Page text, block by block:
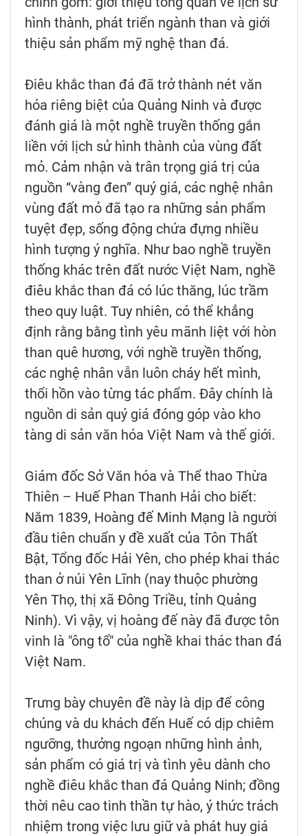
hình thành, phát triển ngành than và giới
thiệu sản phẩm mỹ nghệ than đá.
Điêu khắc than đá đã trở thành nét văn
hóa riêng biệt của Quảng Ninh và được
đánh giá là một nghề truyền thống gắn
liền với lịch sử hình thành của vùng đất
mỏ. Cảm nhận và trân trọng giá trị của
nguồn “vàng đen” quý giá, các nghệ nhân
vùng đất mỏ đã tạo ra những sản phẩm
tuyệt đẹp, sống động chứa đựng nhiều
hình tượng ý nghĩa. Như bao nghề truyền
thống khác trên đất nước Việt Nam, nghề
điêu khắc than đá có lúc thăng, lúc trầm
theo quy luật. Tuy nhiên, có thể khẳng
định rằng bằng tình yêu mãnh liệt với hòn
than quê hương, với nghề truyền thống,
các nghệ nhân vẫn luôn cháy hết mình,
thổi hồn vào từng tác phẩm. Đây chính là
nguồn di sản quý giá đóng góp vào kho
tàng di sản văn hóa Việt Nam và thế giới.
Giám đốc Sở Văn hóa và Thể thao Thừa
Thiên – Huế Phan Thanh Hải cho biết:
Năm 1839, Hoàng đế Minh Mạng là người
đầu tiên chuẩn y đề xuất của Tôn Thất
Bật, Tổng đốc Hải Yên, cho phép khai thác
than ở núi Yên Lĩnh (nay thuộc phường
Yên Thọ, thị xã Đông Triều, tỉnh Quảng
Ninh). Vì vậy, vị hoàng đế này đã được tôn
vinh là "ông tổ" của nghề khai thác than đá
Việt Nam.
Trưng bày chuyên đề này là dịp để công
chúng và du khách đến Huế có dịp chiêm
ngưỡng, thưởng ngoạn những hình ảnh,
sản phẩm có giá trị và tình yêu dành cho
nghề điêu khắc than đá Quảng Ninh; đồng
thời nêu cao tinh thần tự hào, ý thức trách
nhiệm trong việc lưu giữ và phát huy giá